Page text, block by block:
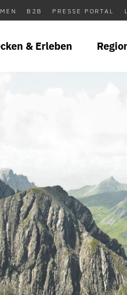
B2B PRESSE PORTAL
& Erleben